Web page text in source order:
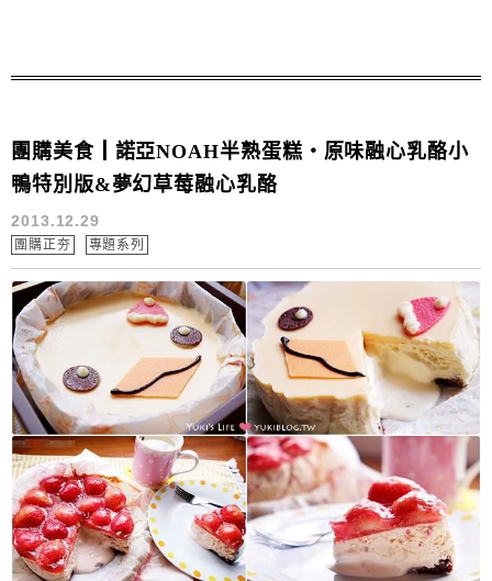
團購美食┃諾亞NOAH半熟蛋糕‧原味融心乳酪小
鴨特別版&夢幻草莓融心乳酪
2013.12.29
團購正夯 專題系列